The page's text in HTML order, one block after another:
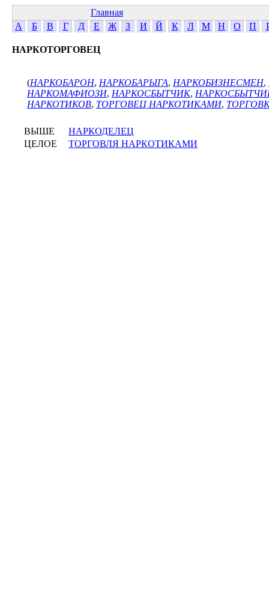
Главная
А
Б В Г Д Е Ж З И Й К Л М Н О П
НАРКОТОРГОВЕЦ
(НАРКОБАРОН, НАРКОБАРЫГА, НАРКОБИЗНЕСМЕН,
НАРКОМАФИОЗИ, НАРКОСБЫТЧИК,
НАРКОТИКОВ, ТОРГОВЕЦ НАРКОТИКАМИ,
ВЫШЕ
НАРКОДЕЛЕЦ
ЦЕЛОЕ
ТОРГОВЛЯ НАРКОТИКАМИ